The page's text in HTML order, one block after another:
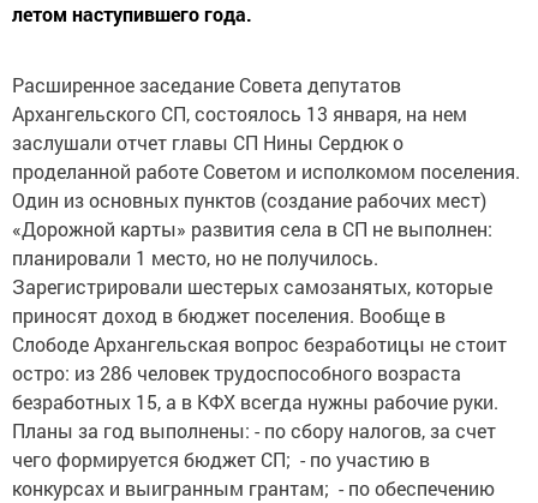
летом наступившего года.
Расширенное заседание Совета депутатов
Архангельского СП, состоялось 13 января, на нем
заслушали отчет главы СП Нины Сердюк о
проделанной работе Советом и исполкомом поселения.
Один из основных пунктов (создание рабочих мест)
«Дорожной карты» развития села в СП не выполнен:
планировали 1 место, но не получилось.
Зарегистрировали шестерых самозанятых, которые
приносят доход в бюджет поселения. Вообще в
Слободе Архангельская вопрос безработицы не стоит
остро: из 286 человек трудоспособного возраста
безработных 15, а в КФХ всегда нужны рабочие руки.
Планы за год выполнены: - по сбору налогов, за счет
чего формируется бюджет СП; - по участию в
конкурсах и выигранным грантам; - по обеспечению